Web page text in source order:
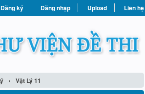
Đăng ký Đăng nhập Upload Liên hệ
› Vật Lý 11